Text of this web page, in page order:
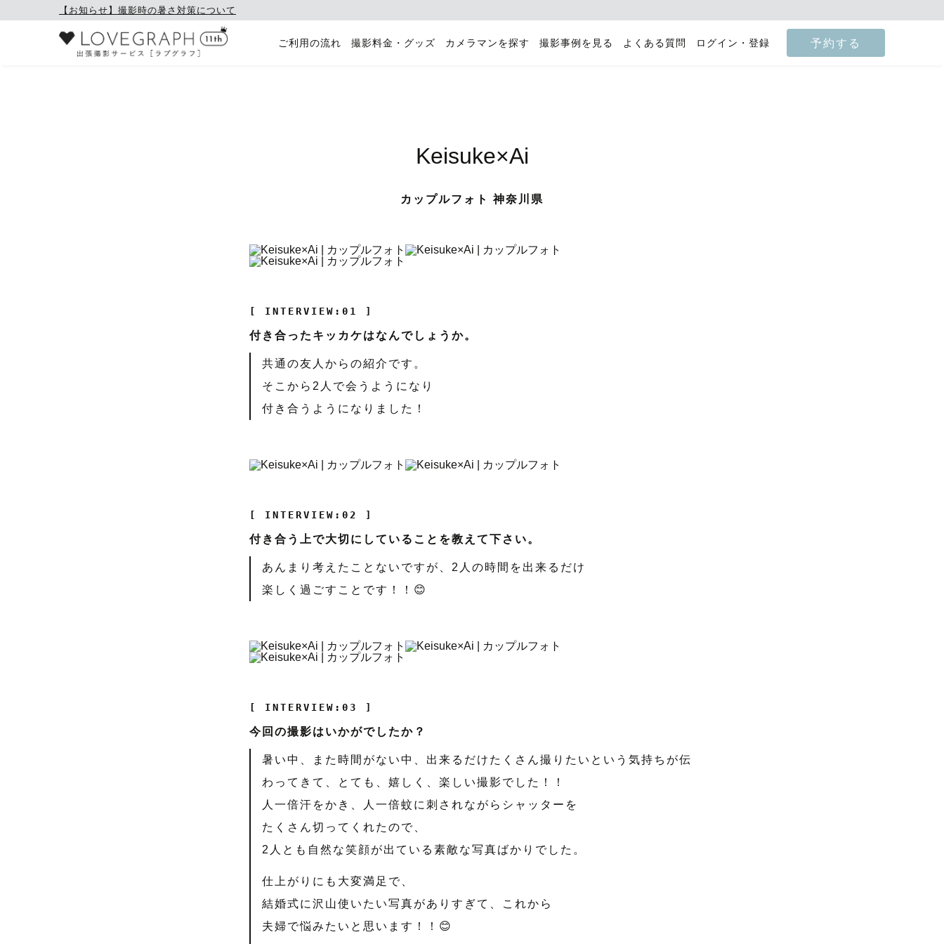
【お知らせ】撮影時の暑さ対策について
ご利用の流れ 撮影料金・グッズ カメラマンを探す 撮影事例を見る よくある質問 ログイン・登録 予約する
Keisuke×Ai
カップルフォト 神奈川県
[ INTERVIEW:01 ]
付き合ったキッカケはなんでしょうか。
共通の友人からの紹介です。
そこから2人で会うようになり
付き合うようになりました！
[ INTERVIEW:02 ]
付き合う上で大切にしていることを教えて下さい。
あんまり考えたことないですが、2人の時間を出来るだけ
楽しく過ごすことです！！😊
[ INTERVIEW:03 ]
今回の撮影はいかがでしたか？
暑い中、また時間がない中、出来るだけたくさん撮りたいという気持ちが伝
わってきて、とても、嬉しく、楽しい撮影でした！！
人一倍汗をかき、人一倍蚊に刺されながらシャッターを
たくさん切ってくれたので、
2人とも自然な笑顔が出ている素敵な写真ばかりでした。
仕上がりにも大変満足で、
結婚式に沢山使いたい写真がありすぎて、これから
夫婦で悩みたいと思います！！😊